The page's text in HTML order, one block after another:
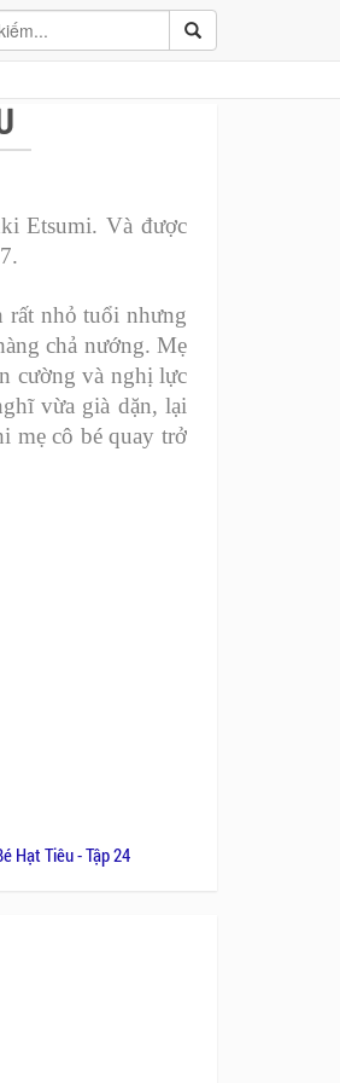
Etsumi. Và được
rất nhỏ tuổi nhưng
chả nướng. Mẹ
cường và nghị lực
vừa già dặn, lại
mẹ cô bé quay trở
Hạt Tiêu - Tập 24